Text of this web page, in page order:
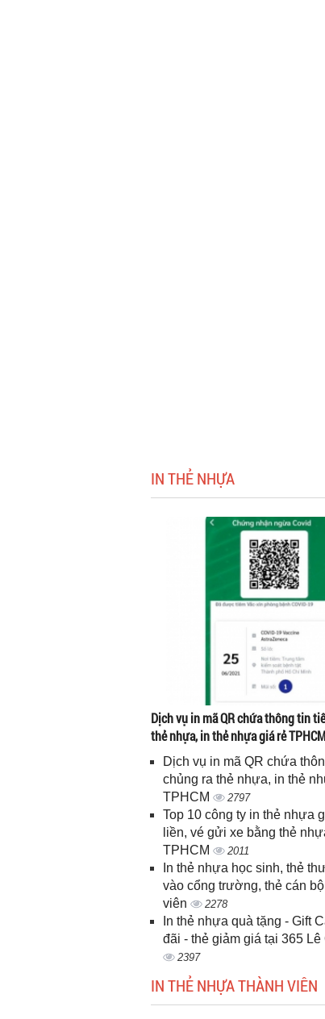
IN THẺ NHỰA
Dịch vụ in mã QR chứa thông tin
thẻ nhựa, in thẻ nhựa giá rẻ
Dịch vụ in mã QR chứa
chủng ra thẻ nhựa, in thẻ
TPHCM
2797
Top 10 công ty in thẻ nhựa
liền, vé gửi xe bằng thẻ
TPHCM
2011
In thẻ nhựa học sinh, thẻ
vào cổng trường, thẻ cán
viên
2278
In thẻ nhựa quà tặng - Gift
đãi - thẻ giảm giá tại 365
2397
IN THẺ NHỰA THÀNH VIÊN